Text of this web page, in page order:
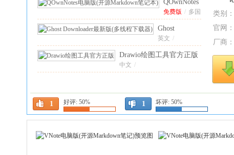
类别：
官网：
厂商：
1 好评: 50% 1 坏评: 50%
装版
QOwnNotes
电脑版(开
Markdown
笔记
本) 26.7.10
免费版 / 多国
语言[中文] /
Ghost
Downloader最
下载器) 4.2.0
英文 /
Drawio绘图工具官方正版
31.0.2最新版本
中文 /
绿色版
绿色版 / 中文 /
startallback电脑版 3.9.24.5377最
新版
Ungoogled Chromium电